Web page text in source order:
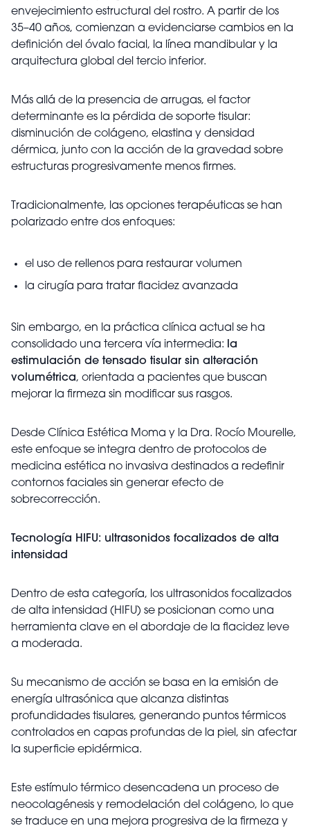
envejecimiento estructural del rostro. A partir de los
35–40 años, comienzan a evidenciarse cambios en la
definición del óvalo facial, la línea mandibular y la
arquitectura global del tercio inferior.
Más allá de la presencia de arrugas, el factor
determinante es la pérdida de soporte tisular:
disminución de colágeno, elastina y densidad
dérmica, junto con la acción de la gravedad sobre
estructuras progresivamente menos firmes.
Tradicionalmente, las opciones terapéuticas se han
polarizado entre dos enfoques:
el uso de rellenos para restaurar volumen
la cirugía para tratar flacidez avanzada
Sin embargo, en la práctica clínica actual se ha
consolidado una tercera vía intermedia: la
estimulación de tensado tisular sin alteración
volumétrica, orientada a pacientes que buscan
mejorar la firmeza sin modificar sus rasgos.
Desde Clínica Estética Moma y la Dra. Rocío Mourelle,
este enfoque se integra dentro de protocolos de
medicina estética no invasiva destinados a redefinir
contornos faciales sin generar efecto de
sobrecorrección.
Tecnología HIFU: ultrasonidos focalizados de alta
intensidad
Dentro de esta categoría, los ultrasonidos focalizados
de alta intensidad (HIFU) se posicionan como una
herramienta clave en el abordaje de la flacidez leve
a moderada.
Su mecanismo de acción se basa en la emisión de
energía ultrasónica que alcanza distintas
profundidades tisulares, generando puntos térmicos
controlados en capas profundas de la piel, sin afectar
la superficie epidérmica.
Este estímulo térmico desencadena un proceso de
neocolagénesis y remodelación del colágeno, lo que
se traduce en una mejora progresiva de la firmeza y